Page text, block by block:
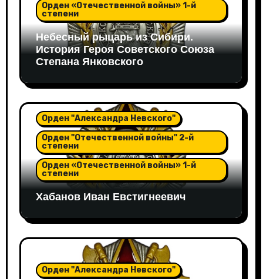
Орден «Отечественной войны» 1-й
степени
Небесный рыцарь из Сибири.
История Героя Советского Союза
Степана Янковского
Орден "Александра Невского"
Орден "Отечественной войны" 2-й
степени
Орден «Отечественной войны» 1-й
степени
Хабанов Иван Евстигнеевич
Орден "Александра Невского"